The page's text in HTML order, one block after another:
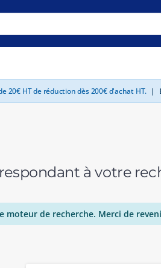
20€ HT de réduction dès 200€ d'achat HT. |
à votre
de recherche. Merci de